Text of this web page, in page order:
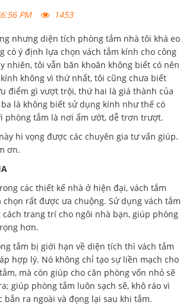
PM 1453
nhưng diện tích phòng tắm nhà tôi khá eo
có ý định lựa chọn vách tắm kính cho công
nhiên, tôi vẫn băn khoăn không biết có nên
không vì thứ nhất, tôi cũng chưa biết
điểm gì vượt trội, thứ hai là giá thành của
là không biết sử dụng kính như thế có
phòng tắm là nơi ẩm ướt, dễ trơn trượt.
hi vọng được các chuyên gia tư vấn giúp.
ơn.
các thiết kế nhà ở hiện đại, vách tắm
rất được ưa chuộng. Sử dụng vách tắm
trang trí cho ngôi nhà bạn, giúp phòng
hơn.
tắm bị giới hạn về diện tích thì vách tắm
hợp lý. Nó không chỉ tạo sự liền mạch cho
mà còn giúp cho căn phòng vốn nhỏ sẽ
giúp phòng tắm luôn sạch sẽ, khô ráo vì
bắn ra ngoài và đọng lại sau khi tắm.